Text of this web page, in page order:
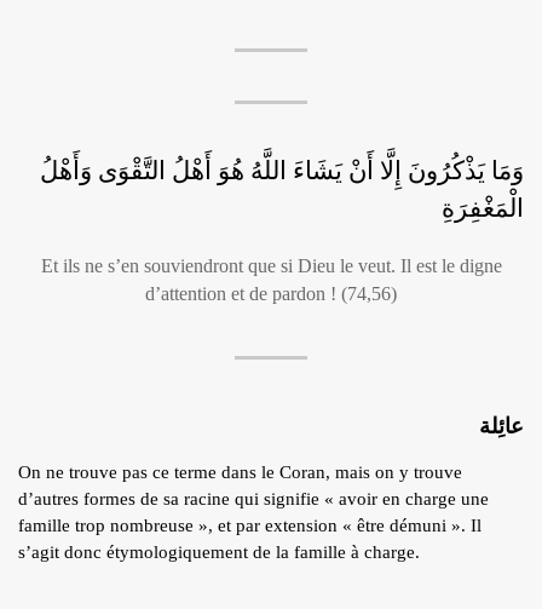
وَمَا يَذْكُرُونَ إِلَّا أَنْ يَشَاءَ اللَّهُ هُوَ أَهْلُ التَّقْوَى وَأَهْلُ
الْمَغْفِرَةِ
Et ils ne s’en souviendront que si Dieu le veut. Il est le digne
d’attention et de pardon ! (74,56)
عائِلة
On ne trouve pas ce terme dans le Coran, mais on y trouve
d’autres formes de sa racine qui signifie « avoir en charge une
famille trop nombreuse », et par extension « être démuni ». Il
s’agit donc étymologiquement de la famille à charge.